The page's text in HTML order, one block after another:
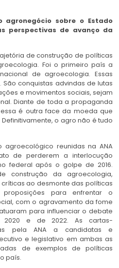
agronegócio sobre o Estado
perspectivas de avanço da
de construção de políticas
Foi o primeiro país a
de agroecologia. Essas
conquistas advindas de lutas
e movimentos sociais, sejam
Diante de toda a propaganda
é outra face da moeda que
o agro não é tudo
reunidas na ANA
de perderem a interlocução
federal após o golpe de 2016.
construção da agroecologia,
ao desmonte das políticas
para enfrentar o
com o agravamento da fome
para influenciar o debate
2020 e de 2022. As cartas-
pela ANA a candidatas e
e legislativo em ambas as
de exemplos de políticas
país.